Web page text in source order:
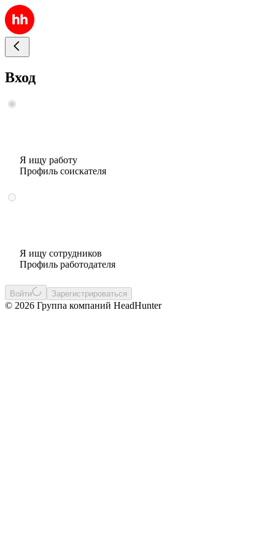
Вход
Я ищу работу
Профиль соискателя
Я ищу сотрудников
Профиль работодателя
Войти Зарегистрироваться
© 2026 Группа компаний HeadHunter